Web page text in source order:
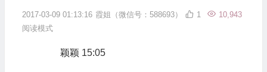
2017-03-09 01:13:16 霞姐（微信号：588693） 10,943
1
阅读模式
颖颖 15:05